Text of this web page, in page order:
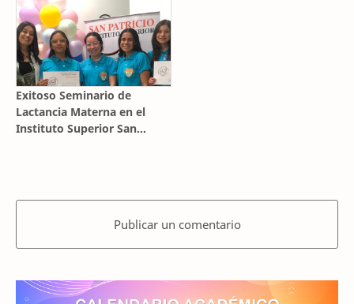
Exitoso Seminario de
Lactancia Materna en el
Instituto Superior San
Publicar un comentario